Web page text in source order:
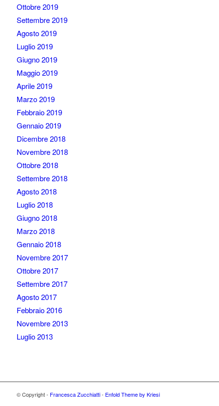
Ottobre 2019
Settembre 2019
Agosto 2019
Luglio 2019
Giugno 2019
Maggio 2019
Aprile 2019
Marzo 2019
Febbraio 2019
Gennaio 2019
Dicembre 2018
Novembre 2018
Ottobre 2018
Settembre 2018
Agosto 2018
Luglio 2018
Giugno 2018
Marzo 2018
Gennaio 2018
Novembre 2017
Ottobre 2017
Settembre 2017
Agosto 2017
Febbraio 2016
Novembre 2013
Luglio 2013
© Copyright - Francesca Zucchiatti- Enfold Theme by Kriesi